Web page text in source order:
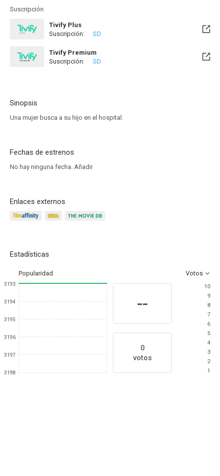
Suscripción
Tivify Plus
Disponible hasta el Mié, 13 May 2076 (Quedan 49 años)
Suscripción: SD
Tivify Premium
Disponible hasta el Mié, 13 May 2076 (Quedan 49 años)
Suscripción: SD
Sinopsis
Una mujer busca a su hijo en el hospital.
Fechas de estrenos
No hay ninguna fecha. Añadir
Enlaces externos
Estadísticas
Popularidad Votos
3193
3194
3195
3196
3197
3198
--
0
votos
10
9
8
7
6
5
4
3
2
1